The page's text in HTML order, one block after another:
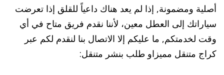
أصلية ومضمونة, إذا لم يعد هناك داعياً للقلق إذا تعرضت
سياراتك إلى العطل معين، لأننا نقدم فريق متاح في أي
وقت لخدمتكم, ما عليكم إلا الاتصال بنا لنقدم لكم عبر
كراج متنقل مميزاو طلب بنشر متنقل: